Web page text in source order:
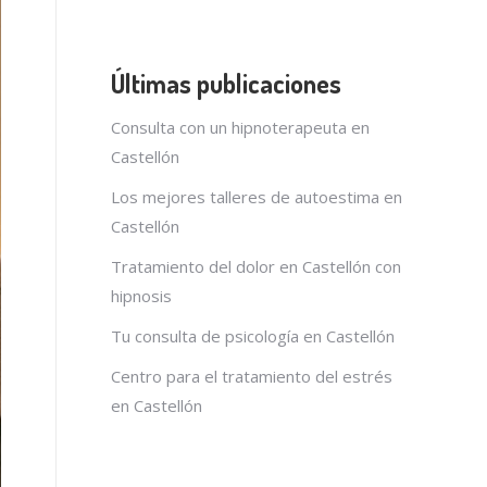
Últimas publicaciones
Consulta con un hipnoterapeuta en
Castellón
Los mejores talleres de autoestima en
Castellón
Tratamiento del dolor en Castellón con
hipnosis
Tu consulta de psicología en Castellón
Centro para el tratamiento del estrés
en Castellón